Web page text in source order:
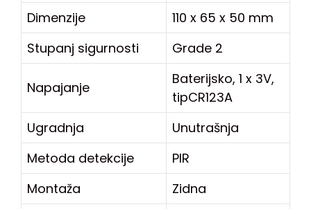
Dimenzije
110 x 65 x 50 mm
Stupanj sigurnosti
Grade 2
Napajanje
Baterijsko, 1 x 3V,
tipCR123A
Ugradnja
Unutrašnja
Metoda detekcije
PIR
Montaža
Zidna